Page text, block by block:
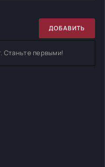
ДОБАВИТЬ
Станьте первыми!